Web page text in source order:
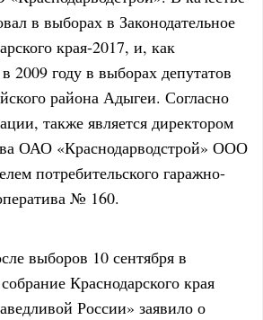
в выборах в Законодательное
края-2017, и, как
2009 году в выборах депутатов
района Адыгеи. Согласно
также является директором
ОАО «Краснодарводстрой» ООО
потребительского гаражно-
№ 160.
выборов 10 сентября в
Краснодарского края
России» заявило о